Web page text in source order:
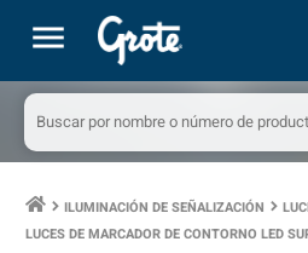
menu
keyboard_arrow_right ILUMINACIÓN DE SEÑALIZACIÓN keyboard_arrow_right
LUCES DE MARCADOR DE CONTORNO LED